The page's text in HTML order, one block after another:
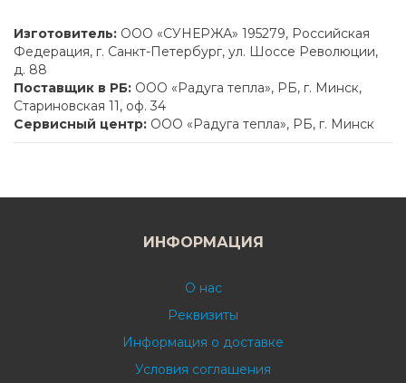
Изготовитель: ООО «СУНЕРЖА» 195279, Российская
Федерация, г. Санкт-Петербург, ул. Шоссе Революции,
д. 88
Поставщик в РБ: ООО «Радуга тепла», РБ, г. Минск,
Стариновская 11, оф. 34
Сервисный центр: ООО «Радуга тепла», РБ, г. Минск
ИНФОРМАЦИЯ
О нас
Реквизиты
Информация о доставке
Условия соглашения